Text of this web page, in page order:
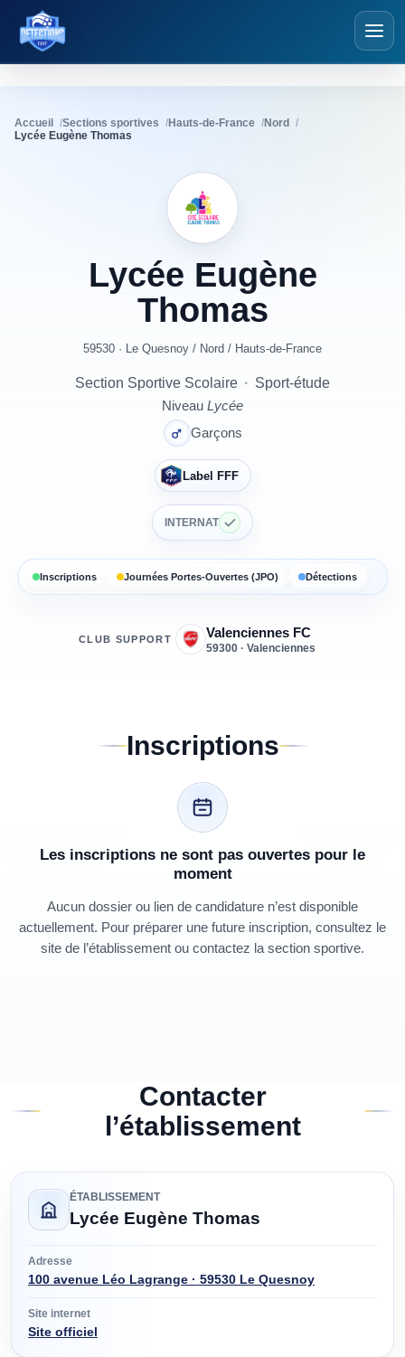
Détections Foot
Accueil Sections sportives Hauts-de-France
Nord
Lycée Eugène Thomas
Lycée Eugène
Thomas
59530 · Le Quesnoy / Nord / Hauts-de-France
Section Sportive Scolaire · Sport-étude
Niveau Lycée
Garçons
Label FFF
INTERNAT
Inscriptions Journées Portes-Ouvertes (JPO) Détections
CLUB SUPPORT Valenciennes FC
59300 · Valenciennes
Inscriptions
Les inscriptions ne sont pas ouvertes pour le
moment
Aucun dossier ou lien de candidature n’est disponible
actuellement. Pour préparer une future inscription, consultez le
site de l’établissement ou contactez la section sportive.
Contacter
l’établissement
ÉTABLISSEMENT
Lycée Eugène Thomas
Adresse
100 avenue Léo Lagrange · 59530 Le Quesnoy
Site internet
Site officiel